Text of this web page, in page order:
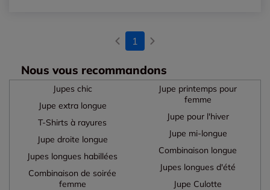
1
Nous vous recommandons
Jupes chic
Jupe extra longue
T-Shirts à rayures
Jupe droite longue
Jupes longues habillées
Combinaison de soirée
femme
Jupe printemps pour
femme
Jupe pour l'hiver
Jupe mi-longue
Combinaison longue
Jupes longues d'été
Jupe Culotte